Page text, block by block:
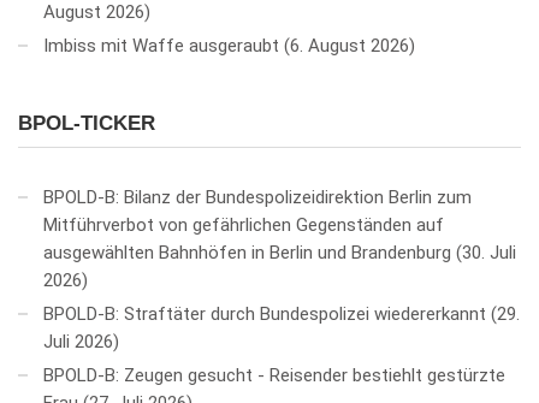
August 2026
Imbiss mit Waffe ausgeraubt 6. August 2026
BPOL-TICKER
BPOLD-B: Bilanz der Bundespolizeidirektion Berlin zum
Mitführverbot von gefährlichen Gegenständen auf
ausgewählten Bahnhöfen in Berlin und Brandenburg 30. Juli
2026
BPOLD-B: Straftäter durch Bundespolizei wiedererkannt 29.
Juli 2026
BPOLD-B: Zeugen gesucht - Reisender bestiehlt gestürzte